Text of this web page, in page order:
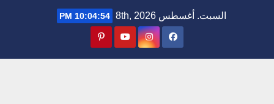
السبت. أغسطس 8th, 2026 10:04:55 PM